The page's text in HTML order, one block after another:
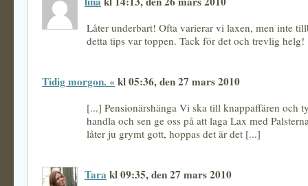
Låter underbart! Ofta varierar vi laxen, men inte
detta tips var toppen. Tack för det och trevlig helg!
Tidig morgon. « kl 05:36, den 27 mars 2010
[...] Pensionärshänga Vi ska till knappaffären och
handla och sen ge oss på att laga Lax med
låter ju grymt gott, hoppas det är det [...]
Tara kl 09:35, den 27 mars 2010